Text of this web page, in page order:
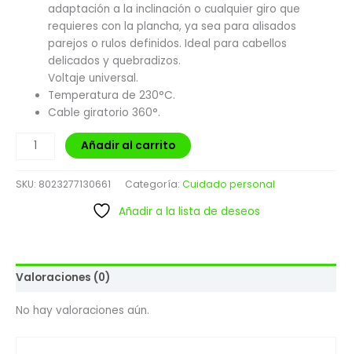
adaptación a la inclinación o cualquier giro que
requieres con la plancha, ya sea para alisados
parejos o rulos definidos. Ideal para cabellos
delicados y quebradizos.
Voltaje universal.
Temperatura de 230°C.
Cable giratorio 360°.
Añadir al carrito
SKU: 8023277130661 Categoría: Cuidado personal
Añadir a la lista de deseos
Valoraciones (0)
No hay valoraciones aún.